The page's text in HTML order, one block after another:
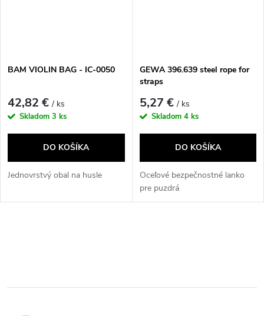
BAM VIOLIN BAG - IC-0050
42,82 €/ ks
Skladom 3 ks
DO KOŠÍKA
Jednovrstvý obal na husle
GEWA 396.639 steel rope for
straps
5,27 €/ ks
Skladom 4 ks
DO KOŠÍKA
Oceľové bezpečnostné lanko
pre puzdrá
l